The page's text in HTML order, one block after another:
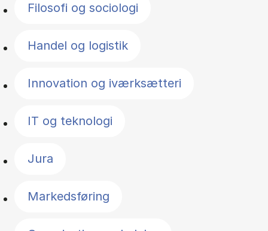
Filosofi og sociologi
Handel og logistik
Innovation og iværksætteri
IT og teknologi
Jura
Markedsføring